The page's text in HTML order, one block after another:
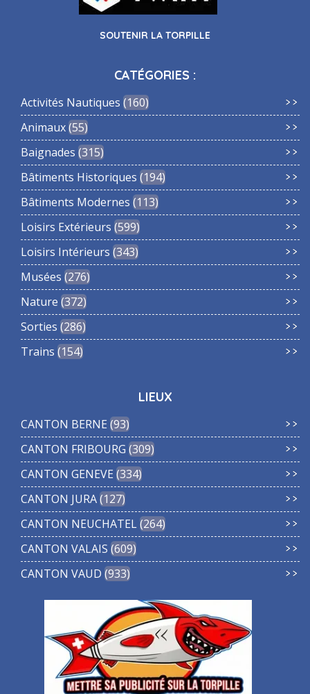
SOUTENIR LA TORPILLE
CATÉGORIES :
Activités Nautiques 160
Animaux 55
Baignades 315
Bâtiments Historiques 194
Bâtiments Modernes 113
Loisirs Extérieurs 599
Loisirs Intérieurs 343
Musées 276
Nature 372
Sorties 286
Trains 154
LIEUX
CANTON BERNE 93
CANTON FRIBOURG 309
CANTON GENEVE 334
CANTON JURA 127
CANTON NEUCHATEL 264
CANTON VALAIS 609
CANTON VAUD 933